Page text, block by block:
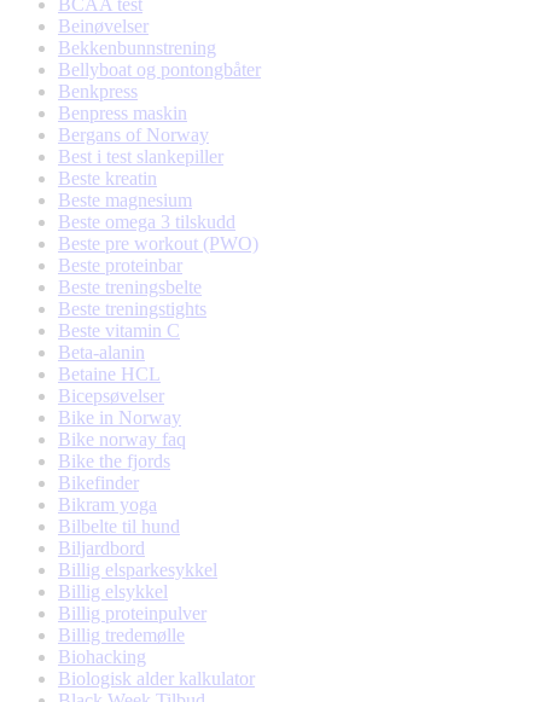
BCAA test
Beinøvelser
Bekkenbunnstrening
Bellyboat og pontongbåter
Benkpress
Benpress maskin
Bergans of Norway
Best i test slankepiller
Beste kreatin
Beste magnesium
Beste omega 3 tilskudd
Beste pre workout (PWO)
Beste proteinbar
Beste treningsbelte
Beste treningstights
Beste vitamin C
Beta-alanin
Betaine HCL
Bicepsøvelser
Bike in Norway
Bike norway faq
Bike the fjords
Bikefinder
Bikram yoga
Bilbelte til hund
Biljardbord
Billig elsparkesykkel
Billig elsykkel
Billig proteinpulver
Billig tredemølle
Biohacking
Biologisk alder kalkulator